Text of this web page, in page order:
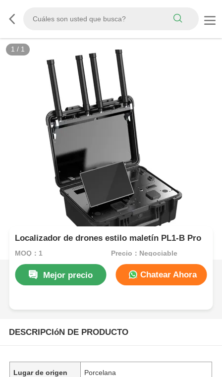
1 / 1
Localizador de drones estilo maletín PL1-B Pro
MOQ：1 Precio：Negociable
Mejor precio Chatear Ahora
DESCRIPCIóN DE PRODUCTO
Lugar de origen Porcelana